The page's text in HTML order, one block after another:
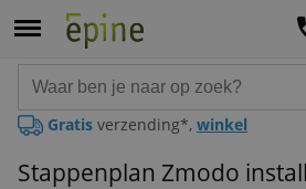
Gratis verzending*, winkel
Stappenplan Zmodo